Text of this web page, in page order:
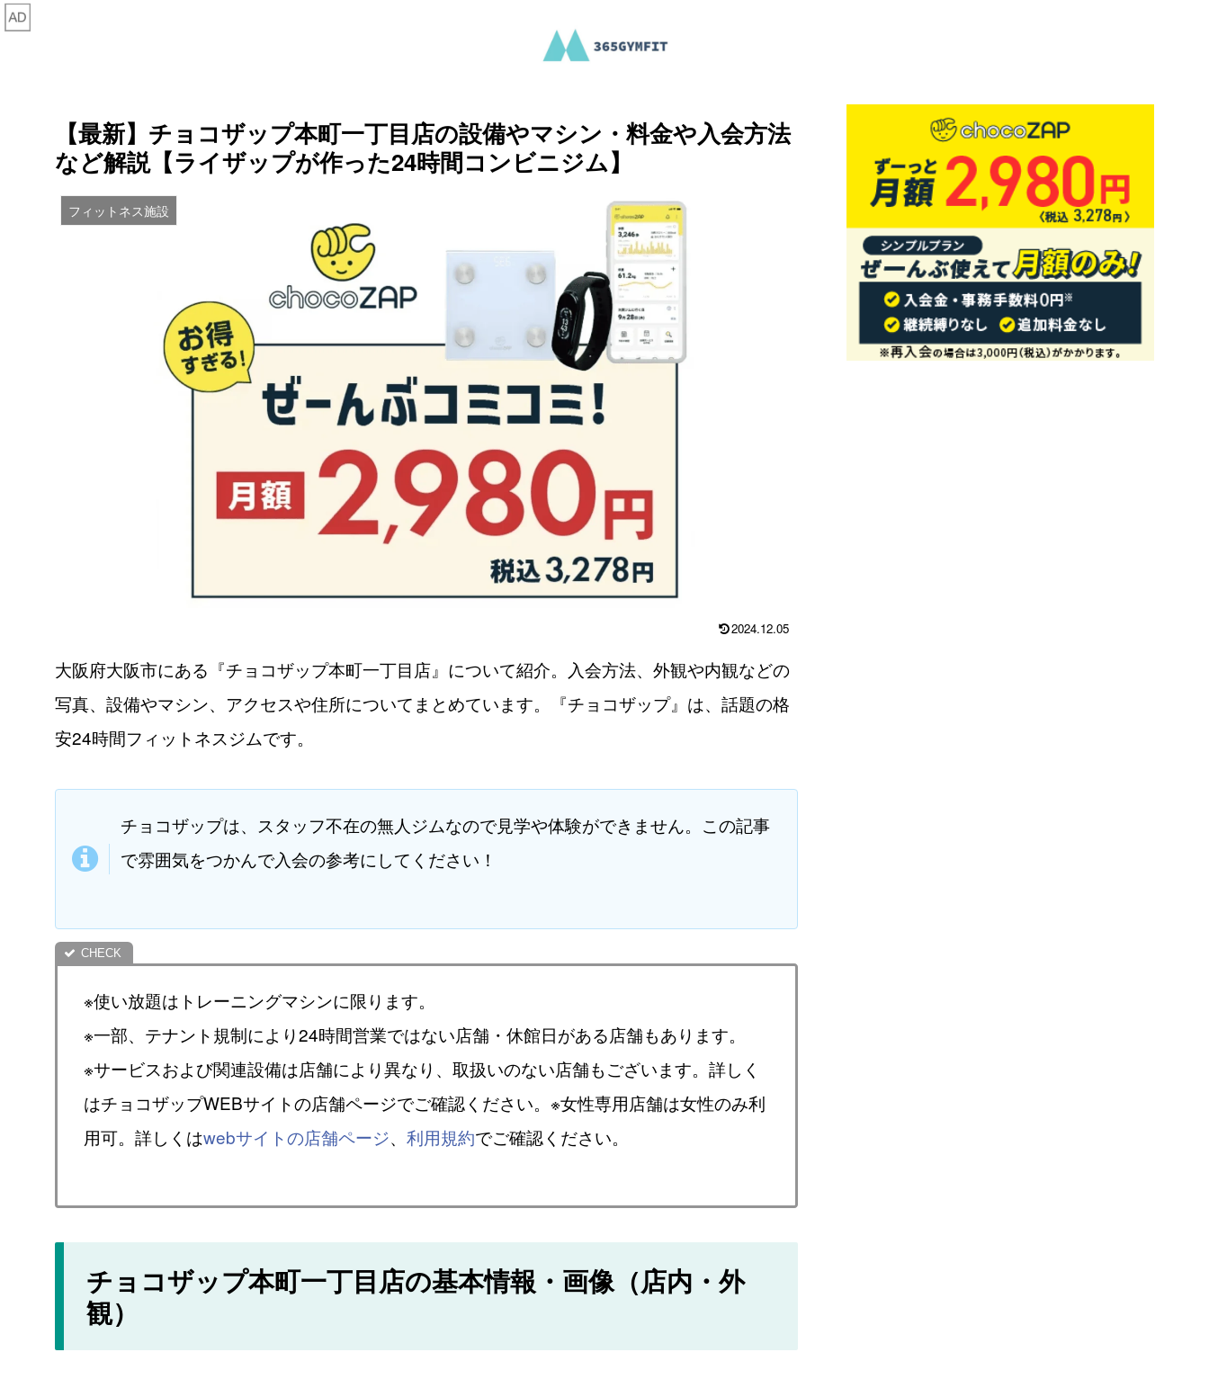
【最新】チョコザップ本町一丁目店の設備やマシン・料金や入会方法
など解説【ライザップが作った24時間コンビニジム】
フィットネス施設
2024.12.05
大阪府大阪市にある『チョコザップ本町一丁目店』について紹介。入会方法、外観や内観などの
写真、設備やマシン、アクセスや住所についてまとめています。『チョコザップ』は、話題の格
安24時間フィットネスジムです。
チョコザップは、スタッフ不在の無人ジムなので見学や体験ができません。この記事
で雰囲気をつかんで入会の参考にしてください！
※使い放題はトレーニングマシンに限ります。
※一部、テナント規制により24時間営業ではない店舗・休館日がある店舗もあります。
※サービスおよび関連設備は店舗により異なり、取扱いのない店舗もございます。詳しく
はチョコザップWEBサイトの店舗ページでご確認ください。※女性専用店舗は女性のみ利
用可。詳しくはwebサイトの店舗ページ、 利用規約でご確認ください。
チョコザップ本町一丁目店の基本情報・画像（店内・外
観）